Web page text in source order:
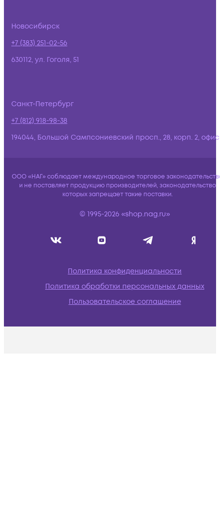
Новосибирск
+7 (383) 251-02-56
630112, ул. Гоголя, 51
Санкт-Петербург
+7 (812) 918-98-38
194044, Большой Сампсониевский просп., 28, корп. 2,
ООО «НАГ» соблюдает международное торговое
и не поставляет продукцию производителей, законодательство
которых запрещает такие поставки.
© 1995-2026 «shop.nag.ru»
Политика конфиденциальности
Политика обработки персональных данных
Пользовательское соглашение